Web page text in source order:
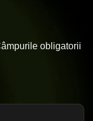
obligatorii